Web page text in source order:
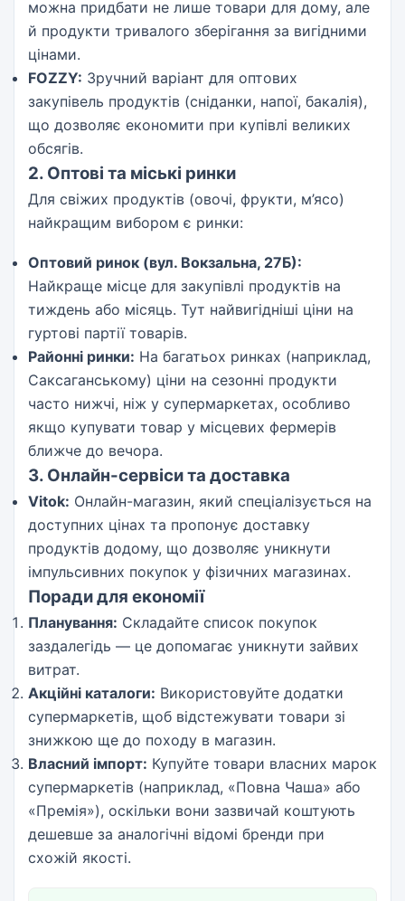
можна придбати не лише товари для дому, але
й продукти тривалого зберігання за вигідними
цінами.
FOZZY: Зручний варіант для оптових
закупівель продуктів (сніданки, напої, бакалія),
що дозволяє економити при купівлі великих
обсягів.
2. Оптові та міські ринки
Для свіжих продуктів (овочі, фрукти, м’ясо)
найкращим вибором є ринки:
Оптовий ринок (вул. Вокзальна, 27Б):
Найкраще місце для закупівлі продуктів на
тиждень або місяць. Тут найвигідніші ціни на
гуртові партії товарів.
Районні ринки: На багатьох ринках (наприклад,
Саксаганському) ціни на сезонні продукти
часто нижчі, ніж у супермаркетах, особливо
якщо купувати товар у місцевих фермерів
ближче до вечора.
3. Онлайн-сервіси та доставка
Vitok: Онлайн-магазин, який спеціалізується на
доступних цінах та пропонує доставку
продуктів додому, що дозволяє уникнути
імпульсивних покупок у фізичних магазинах.
Поради для економії
Планування: Складайте список покупок
заздалегідь — це допомагає уникнути зайвих
витрат.
Акційні каталоги: Використовуйте додатки
супермаркетів, щоб відстежувати товари зі
знижкою ще до походу в магазин.
Власний імпорт: Купуйте товари власних марок
супермаркетів (наприклад, «Повна Чаша» або
«Премія»), оскільки вони зазвичай коштують
дешевше за аналогічні відомі бренди при
схожій якості.